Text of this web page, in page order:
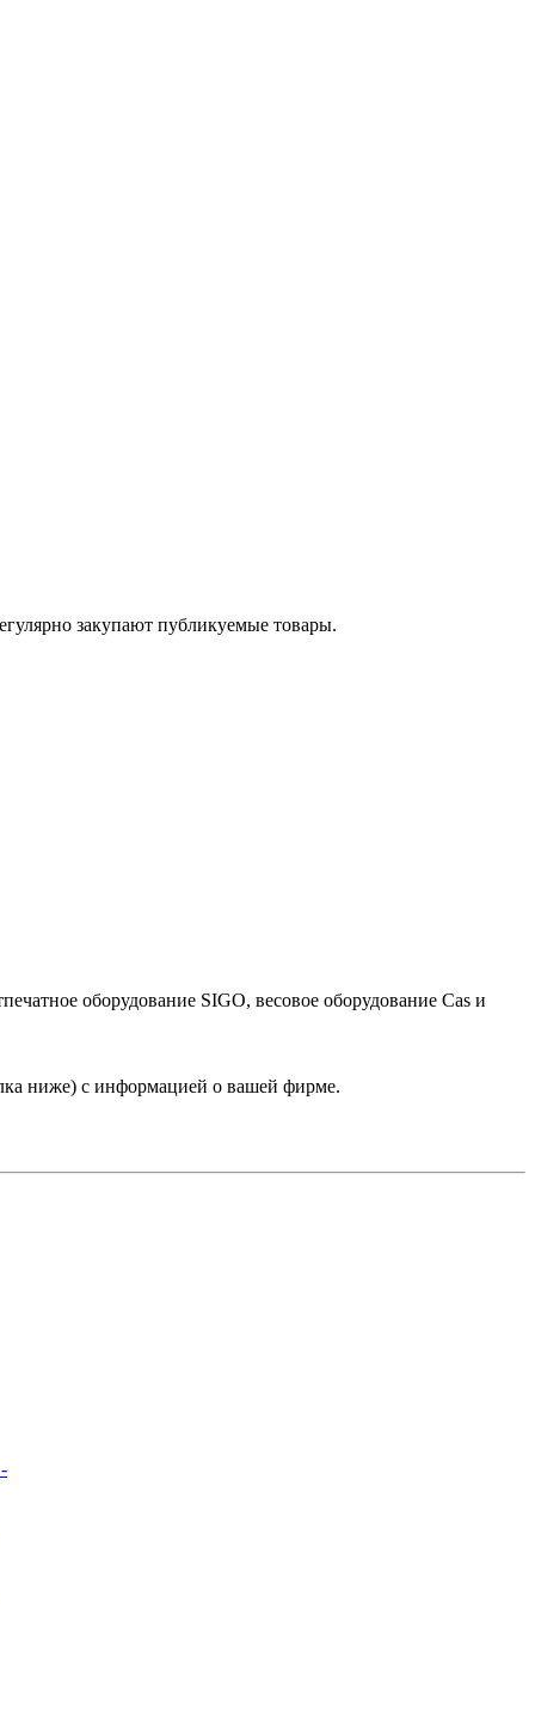
закупают публикуемые товары.
оборудование SIGO, весовое оборудование Cas и
ниже) с информацией о вашей фирме.